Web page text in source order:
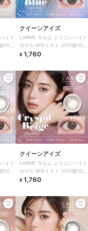
イド
10
クイーンアイズ
LARME ラルム シリコンハイド
ロゲル Wモイスト UV(1箱10
枚)
¥ 1,760
イド
10
クイーンアイズ
LARME ラルム シリコンハイド
ロゲル Wモイスト UV(1箱10
枚)
¥ 1,760